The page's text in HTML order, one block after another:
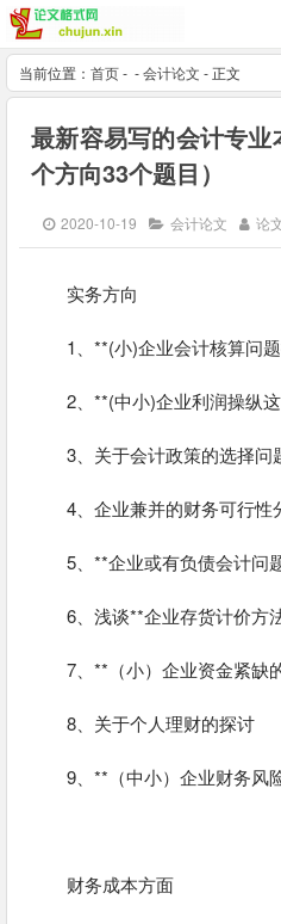
当前位置： 首页- -会计论文 - 正文
最新容易写的会计专
个方向33个题目）
2020-10-19 会计论文 论
实务方向
1、**(小)企业会计核算问
2、**(中小)企业利润操纵
3、关于会计政策的选择问
4、企业兼并的财务可行性
5、**企业或有负债会计问
6、浅谈**企业存货计价方
7、**（小）企业资金紧缺
8、关于个人理财的探讨
9、**（中小）企业财务风
财务成本方面